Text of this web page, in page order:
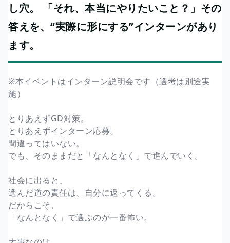
し穴。 「それ、本当にやりたいこと？」その
答えを、“実際に形にする”インターンがあり
ます。
※本イベントはインターン説明会です（選考は別途実
施）
とりあえずGD対策。
とりあえずインターン応募。
間違ってはいない。
でも、そのままだと「なんとなく」で進んでいく。
社会に出ると、
選んだ道の責任は、自分に返ってくる。
だからこそ、
「なんとなく」で選ぶのが一番怖い。